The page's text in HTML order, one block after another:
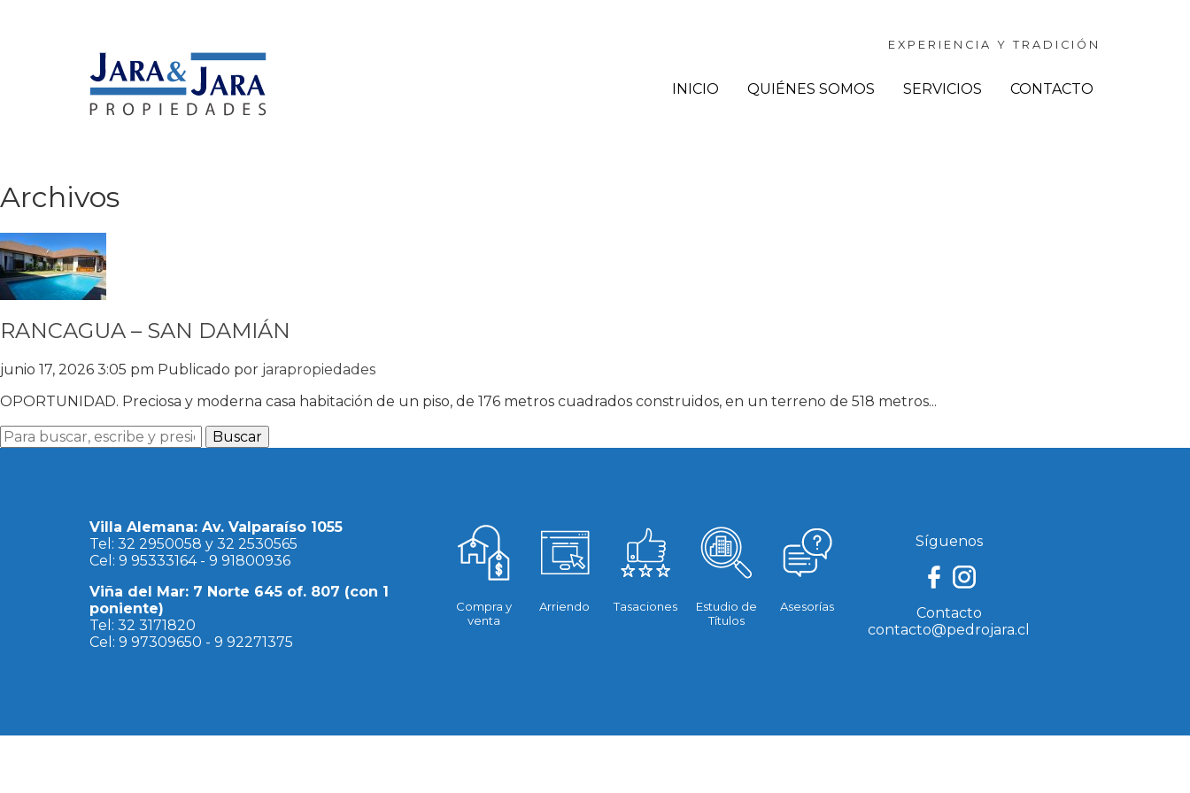
EXPERIENCIA Y TRADICIÓN
INICIO QUIÉNES SOMOS SERVICIOS CONTACTO
Archivos
RANCAGUA – SAN DAMIÁN
junio 17, 2026 3:05 pm Publicado por jarapropiedades
OPORTUNIDAD. Preciosa y moderna casa habitación de un piso, de 176 metros cuadrados construidos, en un terreno de 518 metros...
Buscar
Villa Alemana: Av. Valparaíso 1055
Tel: 32 2950058 y 32 2530565
Cel: 9 95333164 - 9 91800936
Viña del Mar: 7 Norte 645 of. 807 (con 1
poniente)
Tel: 32 3171820
Cel: 9 97309650 - 9 92271375
Compra y
venta
Arriendo Tasaciones
Estudio de
Títulos
Asesorías
Síguenos
Contacto
contacto@pedrojara.cl